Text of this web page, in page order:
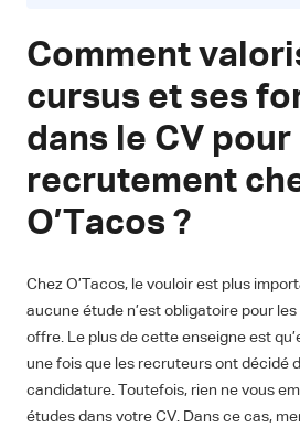
Comment
cursus et ses
dans le CV pour
recrutement
O’Tacos ?
Chez O’Tacos, le vouloir est plus
aucune étude n’est obligatoire pour
offre. Le plus de cette enseigne est
une fois que les recruteurs ont décidé
candidature. Toutefois, rien ne vous
études dans votre CV. Dans ce cas,